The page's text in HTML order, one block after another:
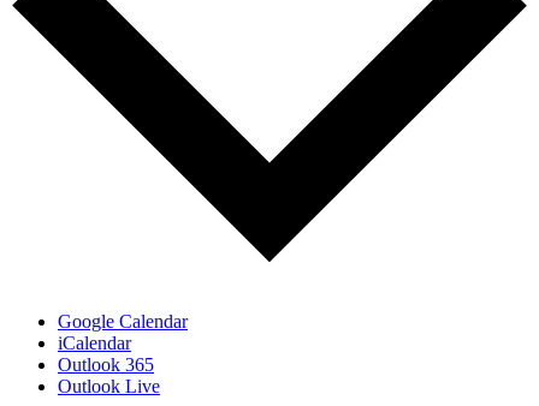
Google Calendar
iCalendar
Outlook 365
Outlook Live